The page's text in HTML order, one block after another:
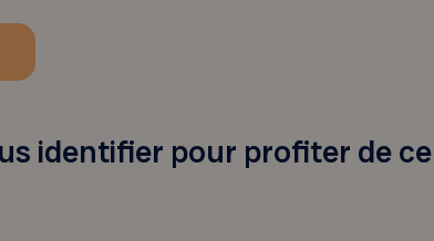
identifier pour profiter de ce